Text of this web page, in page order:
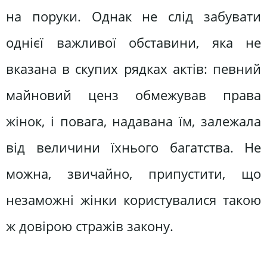
на поруки. Однак не слід забувати
однієї важливої обставини, яка не
вказана в скупих рядках актів: певний
майновий ценз обмежував права
жінок, і повага, надавана їм, залежала
від величини їхнього багатства. Не
можна, звичайно, припустити, що
незаможні жінки користувалися такою
ж довірою стражів закону.